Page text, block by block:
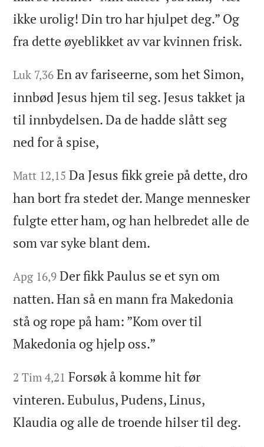
ikke urolig! Din tro har hjulpet deg.” Og
fra dette øyeblikket av var kvinnen frisk.
Luk 7,36 En av fariseerne, som het Simon,
innbød Jesus hjem til seg. Jesus takket ja
til innbydelsen. Da de hadde slått seg
ned for å spise,
Matt 12,15 Da Jesus fikk greie på dette, dro
han bort fra stedet der. Mange mennesker
fulgte etter ham, og han helbredet alle de
som var syke blant dem.
Apg 16,9 Der fikk Paulus se et syn om
natten. Han så en mann fra Makedonia
stå og rope på ham: ”Kom over til
Makedonia og hjelp oss.”
2 Tim 4,21 Forsøk å komme hit før
vinteren. Eubulus, Pudens, Linus,
Klaudia og alle de troende hilser til deg.